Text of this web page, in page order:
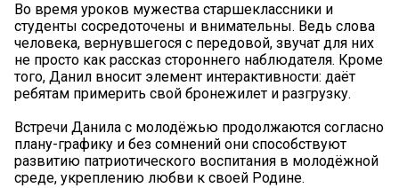
Во время уроков мужества старшеклассники и
студенты сосредоточены и внимательны. Ведь слова
человека, вернувшегося с передовой, звучат для них
не просто как рассказ стороннего наблюдателя. Кроме
того, Данил вносит элемент интерактивности: даёт
ребятам примерить свой бронежилет и разгрузку.
Встречи Данила с молодёжью продолжаются согласно
плану-графику и без сомнений они способствуют
развитию патриотического воспитания в молодёжной
среде, укреплению любви к своей Родине.